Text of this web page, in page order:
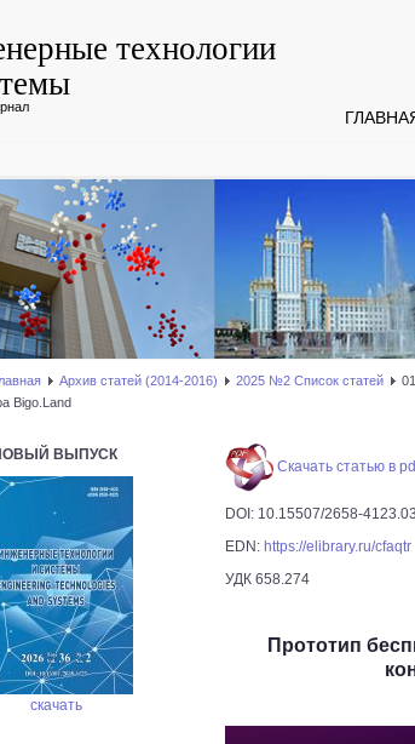
технологии
Архив статей (2014-2016) 2025 №2 Список статей
Bigo.Land
ВЫПУСК
скачать
Скачать статью в
DOI: 10.15507/2658-
EDN: https://elibrary.ru/cfaqtr
УДК 658.274
Прототип